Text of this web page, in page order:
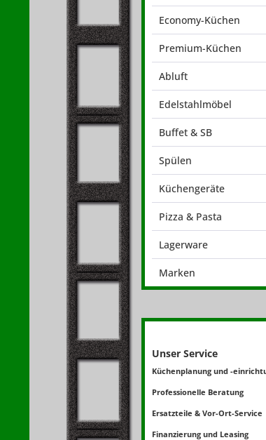
Economy-Küchen
Premium-Küchen
Abluft
Edelstahlmöbel
Buffet & SB
Spülen
Küchengeräte
Pizza & Pasta
Lagerware
Marken
Unser Service
Küchenplanung und -
Professionelle Beratung
Ersatzteile & Vor-Ort-Service
Finanzierung und Leasing